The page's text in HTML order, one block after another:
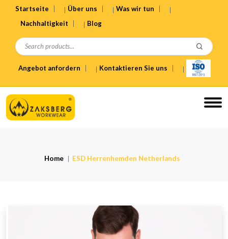
Startseite Über uns
Was wir tun
Nachhaltigkeit
Blog
Angebot anfordern Kontaktieren Sie uns
Home ESD Herrenhemden Netherlands